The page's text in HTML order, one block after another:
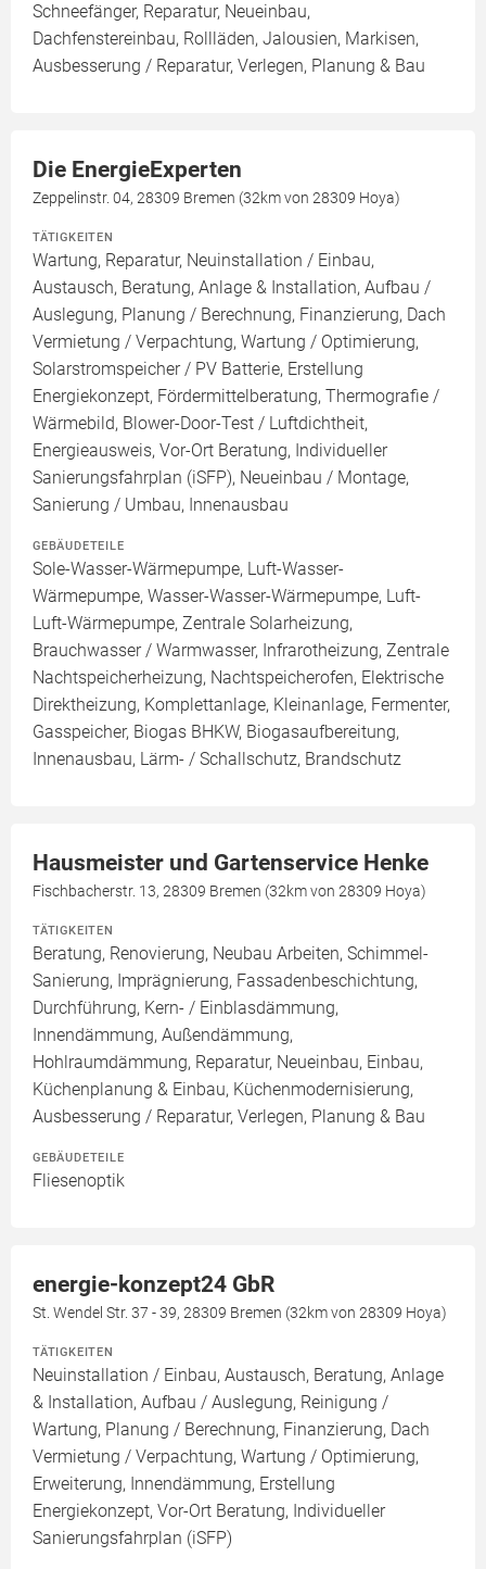
Schneefänger, Reparatur, Neueinbau,
Dachfenstereinbau, Rollläden, Jalousien, Markisen,
Ausbesserung / Reparatur, Verlegen, Planung & Bau
Die EnergieExperten
Zeppelinstr. 04, 28309 Bremen (32km von 28309 Hoya)
TÄTIGKEITEN
Wartung, Reparatur, Neuinstallation / Einbau,
Austausch, Beratung, Anlage & Installation, Aufbau /
Auslegung, Planung / Berechnung, Finanzierung, Dach
Vermietung / Verpachtung, Wartung / Optimierung,
Solarstromspeicher / PV Batterie, Erstellung
Energiekonzept, Fördermittelberatung, Thermografie /
Wärmebild, Blower-Door-Test / Luftdichtheit,
Energieausweis, Vor-Ort Beratung, Individueller
Sanierungsfahrplan (iSFP), Neueinbau / Montage,
Sanierung / Umbau, Innenausbau
GEBÄUDETEILE
Sole-Wasser-Wärmepumpe, Luft-Wasser-
Wärmepumpe, Wasser-Wasser-Wärmepumpe, Luft-
Luft-Wärmepumpe, Zentrale Solarheizung,
Brauchwasser / Warmwasser, Infrarotheizung, Zentrale
Nachtspeicherheizung, Nachtspeicherofen, Elektrische
Direktheizung, Komplettanlage, Kleinanlage, Fermenter,
Gasspeicher, Biogas BHKW, Biogasaufbereitung,
Innenausbau, Lärm- / Schallschutz, Brandschutz
Hausmeister und Gartenservice Henke
Fischbacherstr. 13, 28309 Bremen (32km von 28309 Hoya)
TÄTIGKEITEN
Beratung, Renovierung, Neubau Arbeiten, Schimmel-
Sanierung, Imprägnierung, Fassadenbeschichtung,
Durchführung, Kern- / Einblasdämmung,
Innendämmung, Außendämmung,
Hohlraumdämmung, Reparatur, Neueinbau, Einbau,
Küchenplanung & Einbau, Küchenmodernisierung,
Ausbesserung / Reparatur, Verlegen, Planung & Bau
GEBÄUDETEILE
Fliesenoptik
energie-konzept24 GbR
St. Wendel Str. 37 - 39, 28309 Bremen (32km von 28309 Hoya)
TÄTIGKEITEN
Neuinstallation / Einbau, Austausch, Beratung, Anlage
& Installation, Aufbau / Auslegung, Reinigung /
Wartung, Planung / Berechnung, Finanzierung, Dach
Vermietung / Verpachtung, Wartung / Optimierung,
Erweiterung, Innendämmung, Erstellung
Energiekonzept, Vor-Ort Beratung, Individueller
Sanierungsfahrplan (iSFP)